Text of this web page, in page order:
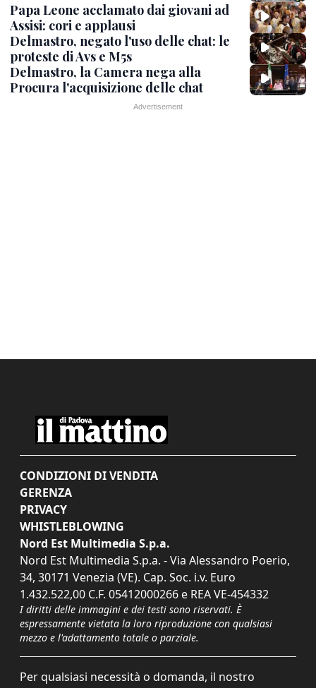
Papa Leone acclamato dai giovani ad
Assisi: cori e applausi
Delmastro, negato l'uso delle chat: le
proteste di Avs e M5s
Delmastro, la Camera nega alla
Procura l'acquisizione delle chat
CONDIZIONI DI VENDITA
GERENZA
PRIVACY
WHISTLEBLOWING
Nord Est Multimedia S.p.a.
Nord Est Multimedia S.p.a. - Via Alessandro Poerio,
34, 30171 Venezia (VE). Cap. Soc. i.v. Euro
1.432.522,00 C.F. 05412000266 e REA VE-454332
I diritti delle immagini e dei testi sono riservati. È
espressamente vietata la loro riproduzione con qualsiasi
mezzo e l'adattamento totale o parziale.
Per qualsiasi necessità o domanda, il nostro